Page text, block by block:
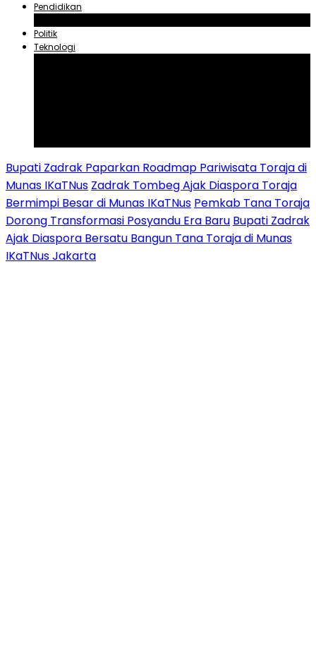
Pendidikan
Politik
Teknologi
Bupati Zadrak Paparkan Roadmap Pariwisata Toraja di
Munas IKaTNus Zadrak Tombeg Ajak Diaspora Toraja
Bermimpi Besar di Munas IKaTNus Pemkab Tana Toraja
Dorong Transformasi Posyandu Era Baru Bupati Zadrak
Ajak Diaspora Bersatu Bangun Tana Toraja di Munas
IKaTNus Jakarta